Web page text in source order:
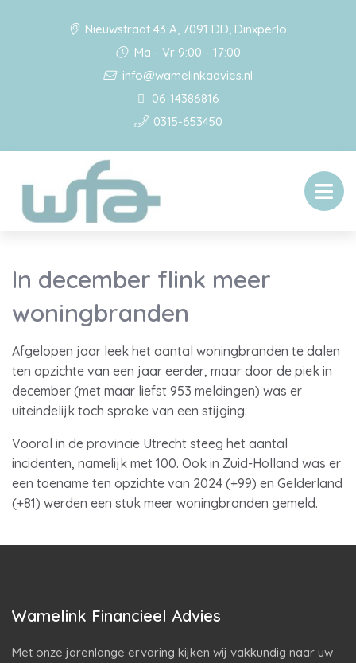
Nieuwstraat 43 A, 7091 DD, Dinxperlo
Ma - Vr 9:00 - 17:00
info@wamelinkadvies.nl
06-14386816
0315-653450
In december flink meer
woningbranden
Afgelopen jaar leek het aantal woningbranden te dalen
ten opzichte van een jaar eerder, maar door de piek in
december (met maar liefst 953 meldingen) was er
uiteindelijk toch sprake van een stijging.
Vooral in de provincie Utrecht steeg het aantal
incidenten, namelijk met 100. Ook in Zuid-Holland was er
een toename ten opzichte van 2024 (+99) en Gelderland
(+81) werden een stuk meer woningbranden gemeld.
Wamelink Financieel Advies
Met onze jarenlange ervaring kijken wij vakkundig naar uw